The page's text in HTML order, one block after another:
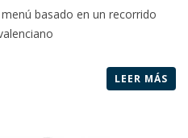
basado en un recorrido
LEER MÁS